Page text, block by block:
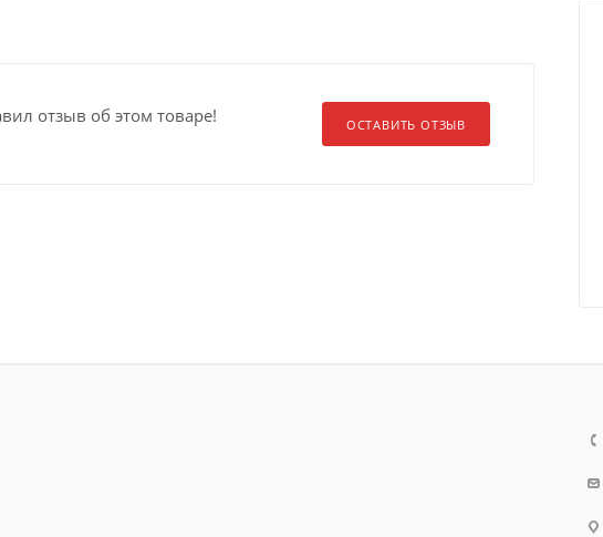
ОСТАВИТЬ ОТЗЫВ
отзыв об этом товаре!